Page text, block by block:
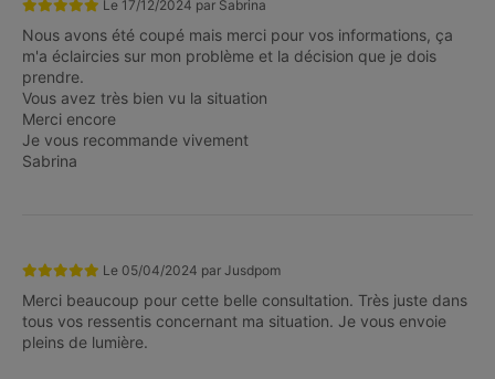
Le 17/12/2024 par Sabrina
Nous avons été coupé mais merci pour vos informations, ça
m'a éclaircies sur mon problème et la décision que je dois
prendre.
Vous avez très bien vu la situation
Merci encore
Je vous recommande vivement
Sabrina
Le 05/04/2024 par Jusdpom
Merci beaucoup pour cette belle consultation. Très juste dans
tous vos ressentis concernant ma situation. Je vous envoie
pleins de lumière.